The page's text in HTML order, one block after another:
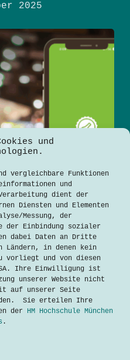
und
vergleichbare Funktionen
und
dient der
Diensten und Elementen
Messung, der
der Einbindung sozialer
dabei Daten an Dritte
Ländern, in denen kein
vorliegt und von diesen
Ihre Einwilligung ist
unserer Website nicht
auf unserer Seite
Sie erteilen Ihre
der HM Hochschule München
.
2025
Münchner
Oktober 2024